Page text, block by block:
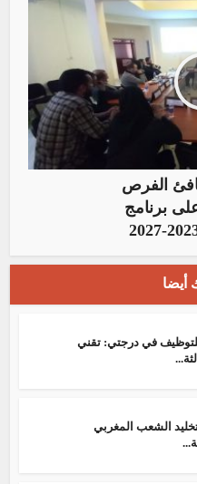
الفرص
برنامج
أيضا
في درجتي: تقني
تخليد الشعب المغربي